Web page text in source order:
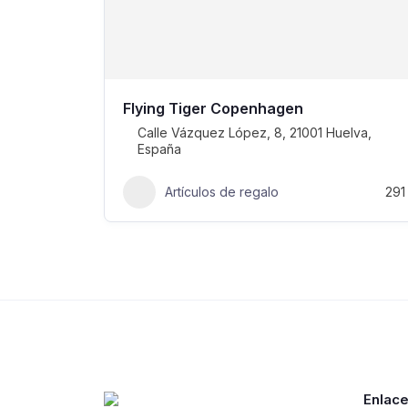
Flying Tiger Copenhagen
Calle Vázquez López, 8, 21001 Huelva,
España
Artículos de regalo 291